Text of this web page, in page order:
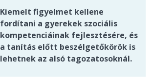
Kiemelt figyelmet kellene
fordítani a gyerekek szociális
kompetenciáinak fejlesztésére, és
a tanítás előtt beszélgetőkörök is
lehetnek az alsó tagozatosoknál.